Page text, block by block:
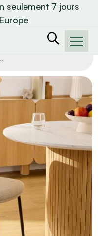
seulement 7 jours